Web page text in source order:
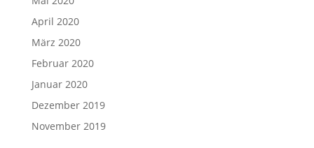
April 2020
März 2020
Februar 2020
Januar 2020
Dezember 2019
November 2019